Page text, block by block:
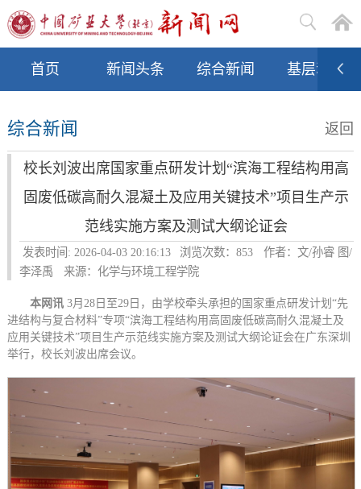
首页 新闻头条 综合新闻 基层动态
综合新闻 返回
校长刘波出席国家重点研发计划“滨海工程结构用高
固废低碳高耐久混凝土及应用关键技术”项目生产示
范线实施方案及测试大纲论证会
发表时间: 2026-04-03 20:16:13 浏览次数： 853
作者：文/孙睿 图/
李泽禹
来源：化学与环境工程学院
本网讯 3月28日至29日，由学校牵头承担的国家重点研发计划“先
进结构与复合材料”专项“滨海工程结构用高固废低碳高耐久混凝土及
应用关键技术”项目生产示范线实施方案及测试大纲论证会在广东深圳
举行，校长刘波出席会议。